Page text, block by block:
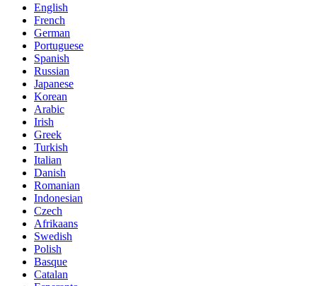
English
French
German
Portuguese
Spanish
Russian
Japanese
Korean
Arabic
Irish
Greek
Turkish
Italian
Danish
Romanian
Indonesian
Czech
Afrikaans
Swedish
Polish
Basque
Catalan